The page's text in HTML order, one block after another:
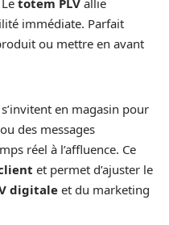
totem PLV allie
immédiate. Parfait
ou mettre en avant
en magasin pour
des messages
réel à l’affluence. Ce
et permet d’ajuster le
digitale et du marketing